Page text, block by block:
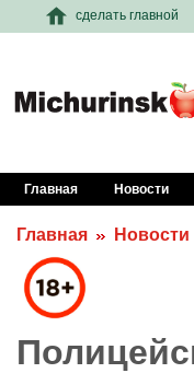
сделать главной
Главная Новости
Главная Новости